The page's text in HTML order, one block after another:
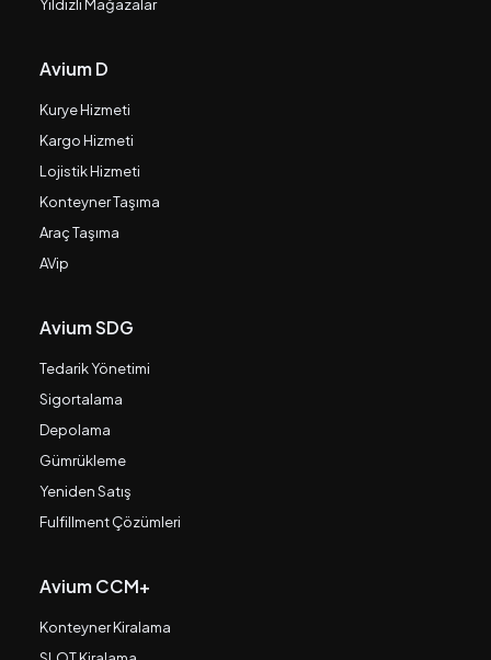
Yıldızlı Mağazalar
Avium D
Kurye Hizmeti
Kargo Hizmeti
Lojistik Hizmeti
Konteyner Taşıma
Araç Taşıma
AVip
Avium SDG
Tedarik Yönetimi
Sigortalama
Depolama
Gümrükleme
Yeniden Satış
Fulfillment Çözümleri
Avium CCM+
Konteyner Kiralama